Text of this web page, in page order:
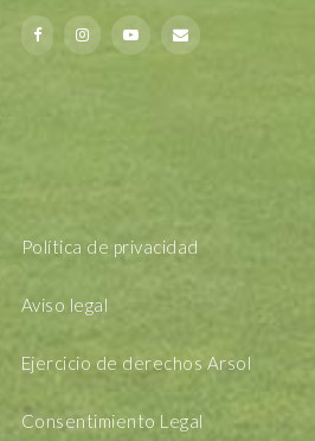
Política de privacidad
Aviso legal
Ejercicio de derechos Arsol
Consentimiento Legal